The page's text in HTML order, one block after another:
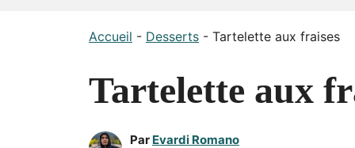
Accueil - Desserts - Tartelette aux fraises
Tartelette aux
Par Evardi Romano